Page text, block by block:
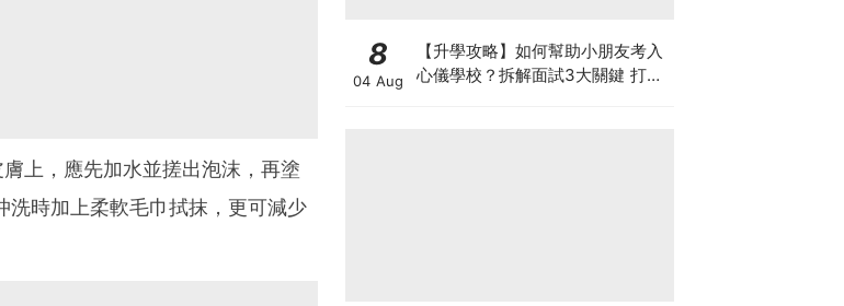
上，應先加水並搓出泡沫，再塗
時加上柔軟毛巾拭抹，更可減少
8
04 Aug
【升學攻略】如何幫助小朋友考入
心儀學校？拆解面試3大關鍵 打好